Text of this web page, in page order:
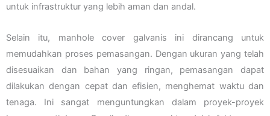
untuk infrastruktur yang lebih aman dan andal.
Selain itu, manhole cover galvanis ini dirancang untuk
memudahkan proses pemasangan. Dengan ukuran yang telah
disesuaikan dan bahan yang ringan, pemasangan dapat
dilakukan dengan cepat dan efisien, menghemat waktu dan
tenaga. Ini sangat menguntungkan dalam proyek-proyek